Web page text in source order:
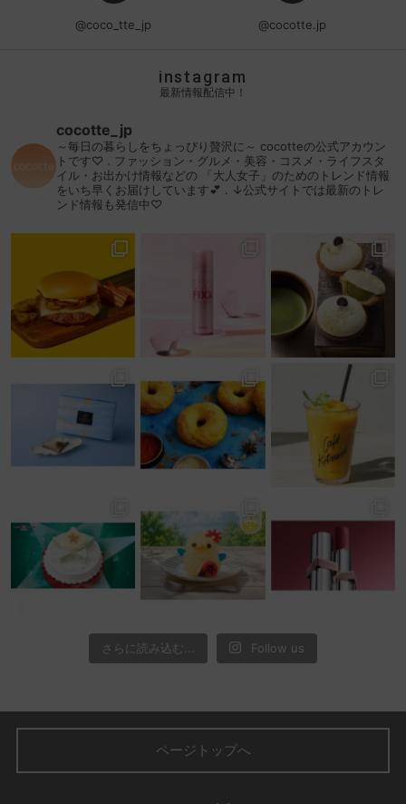
@coco_tte_jp @cocotte.jp
instagram
最新情報配信中！
cocotte_jp
～毎日の暮らしをちょっぴり贅沢に～ cocotteの公式アカウン
トです♡
ファッション・グルメ・美容・コスメ・ライフスタ
イル・お出かけ情報などの 「大人女子」のためのトレンド情報
をいち早くお届けしています💕
↓公式サイトでは最新のトレ
ンド情報も発信中♡
さらに読み込む... Follow us
ページトップへ